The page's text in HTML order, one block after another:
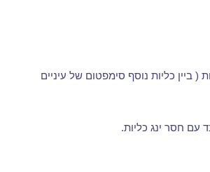
( ביין כליות נוסף סימפטום של עיניים
עם חסר ינג כליות.